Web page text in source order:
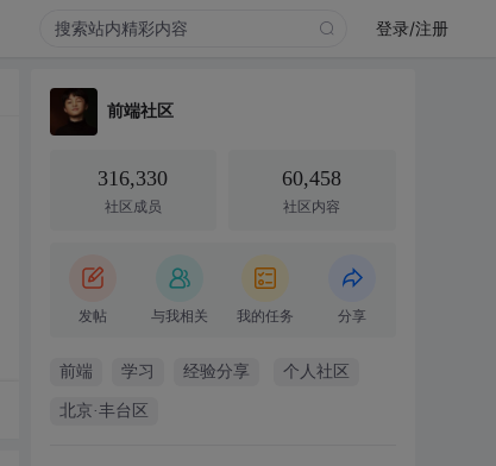
登录/注册
前端社区
316,330
社区成员
60,458
社区内容
发帖 与我相关 我的任务 分享
前端 学习 经验分享 个人社区
北京·丰台区